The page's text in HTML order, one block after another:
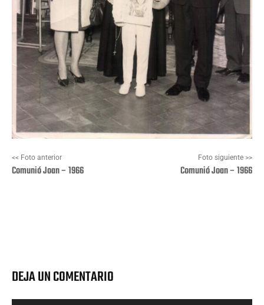
<< Foto anterior
Comunió Joan – 1966
Foto siguiente >>
Comunió Joan – 1966
DEJA UN COMENTARIO